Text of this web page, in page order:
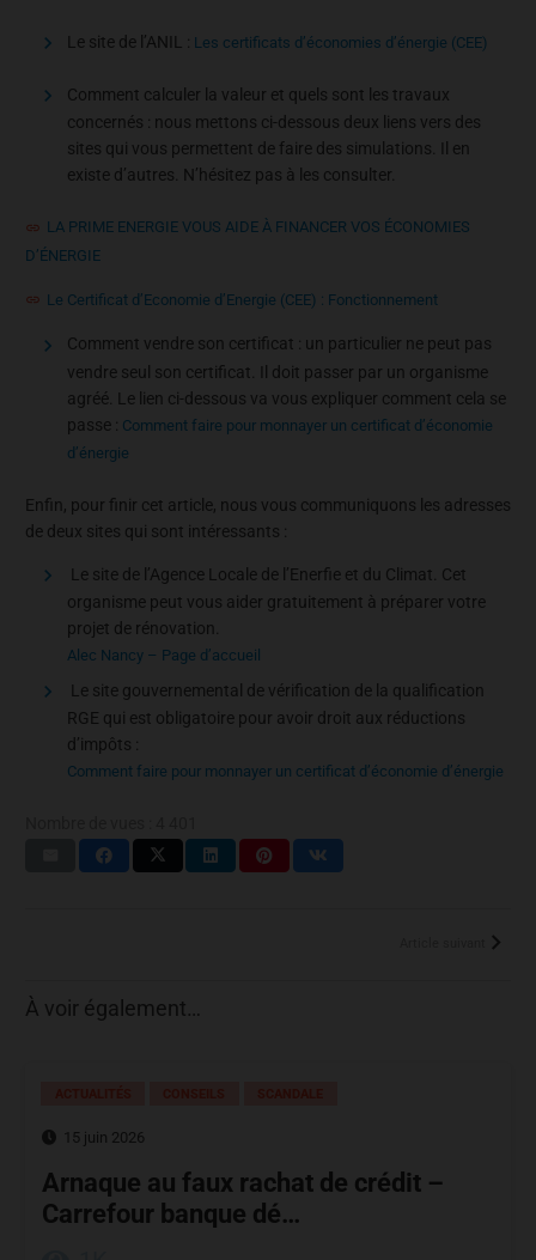
Le site de l’ANIL : Les certificats d’économies d’énergie (CEE)
Comment calculer la valeur et quels sont les travaux
concernés : nous mettons ci-dessous deux liens vers des
sites qui vous permettent de faire des simulations. Il en
existe d’autres. N’hésitez pas à les consulter.
LA PRIME ENERGIE VOUS AIDE À FINANCER VOS ÉCONOMIES
D’ÉNERGIE
Le Certificat d’Economie d’Energie (CEE) : Fonctionnement
Comment vendre son certificat : un particulier ne peut pas
vendre seul son certificat. Il doit passer par un organisme
agréé. Le lien ci-dessous va vous expliquer comment cela se
passe : Comment faire pour monnayer un certificat d’économie
d’énergie
Enfin, pour finir cet article, nous vous communiquons les adresses
de deux sites qui sont intéressants :
Le site de l’Agence Locale de l’Enerfie et du Climat. Cet
organisme peut vous aider gratuitement à préparer votre
projet de rénovation.
Alec Nancy – Page d’accueil
Le site gouvernemental de vérification de la qualification
RGE qui est obligatoire pour avoir droit aux réductions
d’impôts :
Comment faire pour monnayer un certificat d’économie d’énergie
À voir également…
15 juin 2026
Arnaque au faux rachat de crédit –
Carrefour banque dé…